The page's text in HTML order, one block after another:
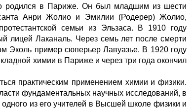
родился в Париже. Он был младшим из шести
Анри Жолио и Эмилии (Родерер) Жолио,
семьи из Эльзаса. В 1910 году
лицей Лаканаль. Через семь лет после смерти
Эколь пример сюперьер Лавуазье. В 1920 году
химии в Париже и через три года окончил
практическим применением химии и физики.
фундаментальных научных исследований, в
из его учителей в Высшей школе физики и